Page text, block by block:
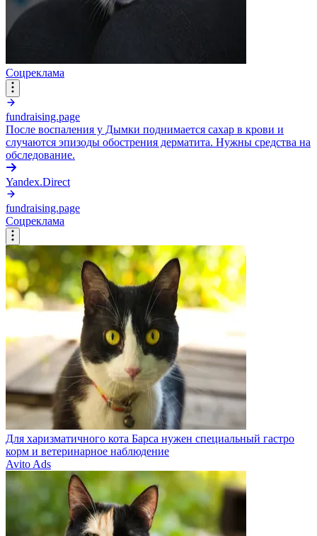
Соцреклама
fundraising.page
После воспаления у Дымки поднимается сахар в крови и
случаются эпизоды обострения дерматита. Нужны средства на
обследование.
Yandex.Direct
fundraising.page
Соцреклама
Для харизматичного кота Барса нужен специальный гастро
корм и ветеринарное наблюдение
Avito Ads